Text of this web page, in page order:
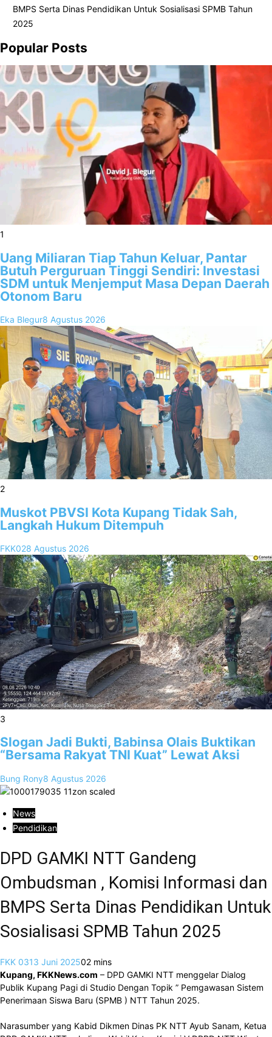
BMPS Serta Dinas Pendidikan Untuk Sosialisasi SPMB Tahun
2025
Popular Posts
1
Uang Miliaran Tiap Tahun Keluar, Pantar
Butuh Perguruan Tinggi Sendiri: Investasi
SDM untuk Menjemput Masa Depan Daerah
Otonom Baru
Eka Blegur8 Agustus 2026
2
Muskot PBVSI Kota Kupang Tidak Sah,
Langkah Hukum Ditempuh
FKK028 Agustus 2026
3
Slogan Jadi Bukti, Babinsa Olais Buktikan
“Bersama Rakyat TNI Kuat” Lewat Aksi
Bung Rony8 Agustus 2026
News
Pendidikan
DPD GAMKI NTT Gandeng
Ombudsman , Komisi Informasi dan
BMPS Serta Dinas Pendidikan Untuk
Sosialisasi SPMB Tahun 2025
FKK 0313 Juni 202502 mins
Kupang, FKKNews.com – DPD GAMKI NTT menggelar Dialog
Publik Kupang Pagi di Studio Dengan Topik ” Pemgawasan Sistem
Penerimaan Siswa Baru (SPMB ) NTT Tahun 2025.
Narasumber yang Kabid Dikmen Dinas PK NTT Ayub Sanam, Ketua